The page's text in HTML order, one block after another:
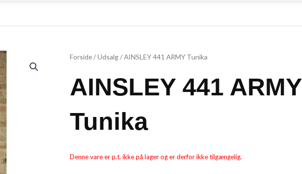
Forside/Udsalg/ AINSLEY 441 ARMY Tunika
AINSLEY 441 ARMY
Tunika
Denne vare er p.t. ikke på lager og er derfor ikke tilgængelig.